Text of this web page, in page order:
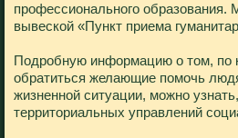
профессионального образования.
вывеской «Пункт приема
Подробную информацию о том, по
обратиться желающие помочь
жизненной ситуации, можно
территориальных управлений